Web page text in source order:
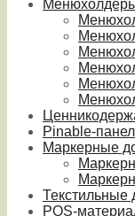
Pinable-
Маркерные
Текстильные
POS-